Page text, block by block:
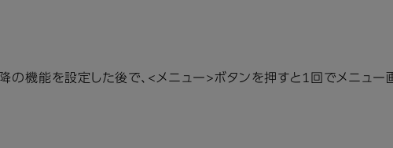
降の機能を設定した後で、<メニュー>ボタンを押すと1回でメニュー